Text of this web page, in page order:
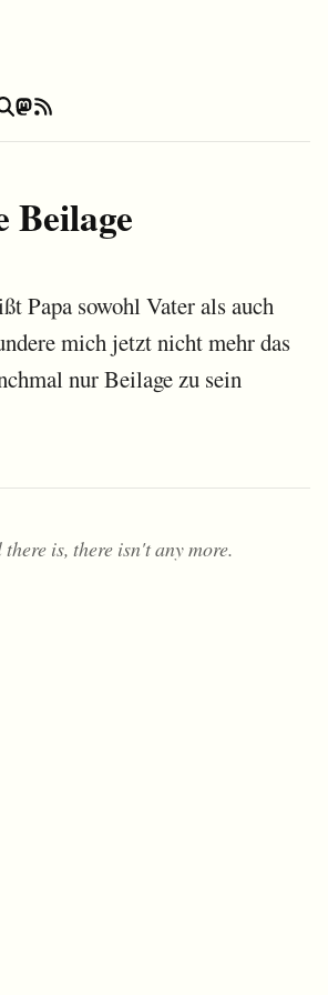
Mastodon
RSS-Feed
Beilage
Papa sowohl Vater als auch
mich jetzt nicht mehr das
nur Beilage zu sein
is, there isn't any more.